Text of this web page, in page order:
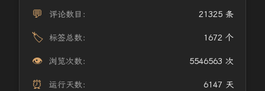
💬 评论数目： 21325 条
🏷️ 标签总数： 1672 个
👁️ 浏览次数： 5546563 次
⏰ 运行天数： 6147 天